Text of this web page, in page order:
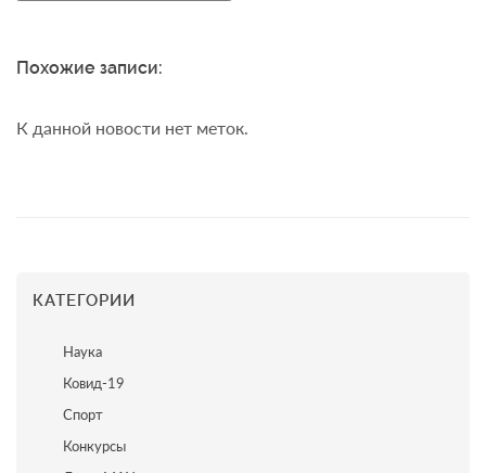
Похожие записи:
К данной новости нет меток.
КАТЕГОРИИ
Наука
Ковид-19
Спорт
Конкурсы